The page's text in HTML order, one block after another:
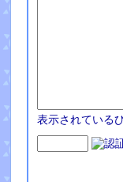
表示されている